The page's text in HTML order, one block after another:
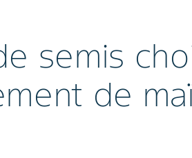
semis
de